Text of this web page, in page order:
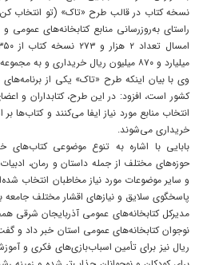
راستای به‌روزرسانی منابع کتابخانه‌های عمومی
میلیارد و ۸۷۰ میلیون ریال خریداری و به مجموعه کتابخانه‌های عمومی استان افزوده شد.
وی با بیان اینکه طرح «تاک» یکی از
کشور است، افزود: در این طرح، کتابداران و
انتخاب منابع مورد نیاز ایفا می‌کنند و کتاب‌ها
خریداری می‌شوند.
بابایی با اشاره به تنوع موضوعی کتاب‌های
حوزه‌های مختلف از جمله داستان و رمان،
و سایر موضوعات مورد نیاز مخاطبان انتخاب
پاسخگوی سلایق و نیازهای اقشار مختلف جامعه
مدیرکل کتابخانه‌های عمومی آذربایجان شرقی
ریال نیز برای تأمین اسباب‌بازی‌های فکری و